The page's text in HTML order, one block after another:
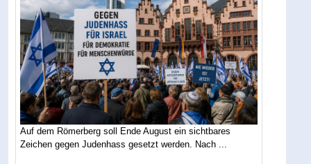
Auf dem Römerberg soll Ende August ein sichtbares
Zeichen gegen Judenhass gesetzt werden. Nach ...